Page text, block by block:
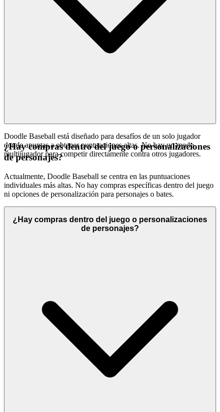
Doodle Baseball está diseñado para desafíos de un solo jugador
donde apuntas a obtener puntuaciones altas. No hay un modo
multijugador para competir directamente contra otros jugadores.
¿Hay compras dentro del juego o personalizaciones
de personajes?
Actualmente, Doodle Baseball se centra en las puntuaciones
individuales más altas. No hay compras específicas dentro del juego
ni opciones de personalización para personajes o bates.
¿Hay compras dentro del juego o personalizaciones
de personajes?